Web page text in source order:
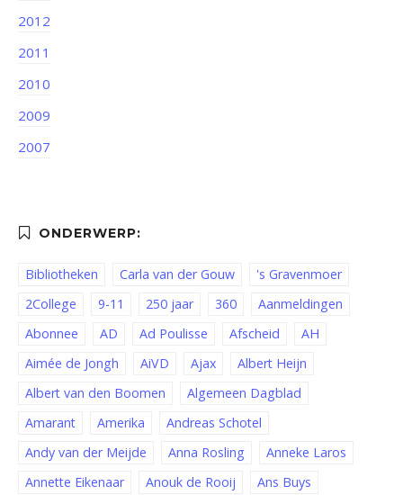
2012
2011
2010
2009
2007
Bibliotheken Carla van der Gouw
's Gravenmoer
2College
9-11 250 jaar 360
Aanmeldingen
Abonnee
AD Ad Poulisse Afscheid
AH
Aimée de Jongh
AiVD Ajax
Albert Heijn
Albert van den Boomen
Algemeen Dagblad
Amarant
Amerika
Andreas Schotel
Andy van der Meijde
Anna Rosling
Anneke Laros
Annette Eikenaar
Anouk de Rooij
Ans Buys